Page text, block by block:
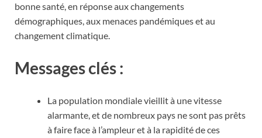
bonne santé, en réponse aux changements
démographiques, aux menaces pandémiques et au
changement climatique.
Messages clés :
La population mondiale vieillit à une vitesse
alarmante, et de nombreux pays ne sont pas prêts
à faire face à l’ampleur et à la rapidité de ces